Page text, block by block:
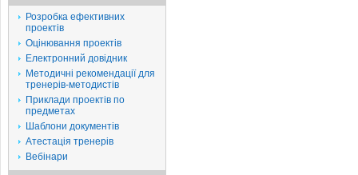
Розробка ефективних
проектів
Оцінювання проектів
Електронний довідник
Методичні рекомендації для
тренерів-методистів
Приклади проектів по
предметах
Шаблони документів
Атестація тренерів
Вебінари